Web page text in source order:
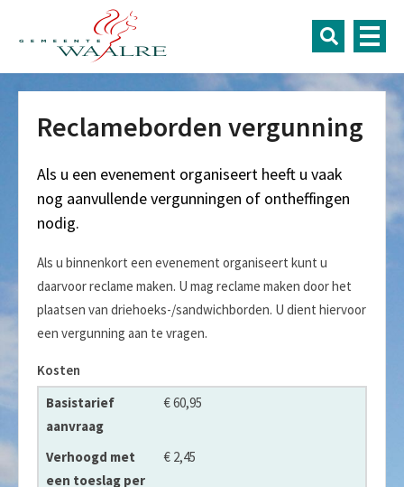
Reclameborden vergunning
Als u een evenement organiseert heeft u vaak
nog aanvullende vergunningen of ontheffingen
nodig.
Als u binnenkort een evenement organiseert kunt u
daarvoor reclame maken. U mag reclame maken door het
plaatsen van driehoeks-/sandwichborden. U dient hiervoor
een vergunning aan te vragen.
Kosten
Basistarief aanvraag
Verhoogd met een toeslag per bord van
€ 60,95
€ 2,45